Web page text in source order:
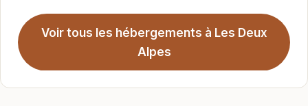
Voir tous les hébergements à Les Deux
Alpes